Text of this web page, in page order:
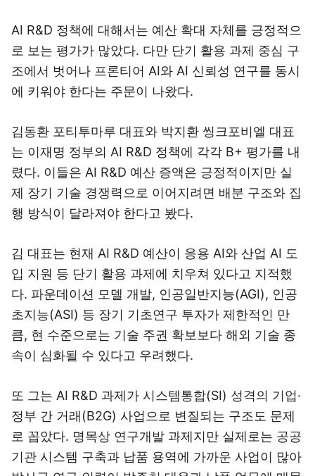
AI R&D 정책에 대해서는 예산 확대 자체를 긍정적으
로 보는 평가가 많았다. 다만 단기 활용 과제 중심 구
조에서 벗어나 프론티어 AI와 AI 신뢰성 연구를 동시
에 키워야 한다는 주문이 나왔다.
김동환 포티투마루 대표와 박지환 씽크포비엘 대표
는 이재명 정부의 AI R&D 정책에 각각 B+ 평가를 내
렸다. 이들은 AI R&D 예산 증액은 긍정적이지만 실
제 장기 기술 경쟁력으로 이어지려면 배분 구조와 집
행 방식이 달라져야 한다고 봤다.
김 대표는 현재 AI R&D 예산이 응용 AI와 산업 AI 도
입 지원 등 단기 활용 과제에 치우쳐 있다고 지적했
다. 파운데이션 모델 개발, 인공일반지능(AGI), 인공
초지능(ASI) 등 장기 기초연구 투자가 제한적인 만
큼, 현 수준으로는 기술 주권 확보보다 해외 기술 종
속이 심화될 수 있다고 우려했다.
또 그는 AI R&D 과제가 시스템통합(SI) 성격의 기업·
정부 간 거래(B2G) 사업으로 변질되는 구조도 문제
로 꼽았다. 명목상 연구개발 과제지만 실제로는 공공
기관 시스템 구축과 납품 용역에 가까운 사업이 많아